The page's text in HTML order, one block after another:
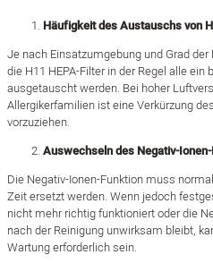
Häufigkeit des Austauschs von
Je nach Einsatzumgebung und Grad
die H11 HEPA-Filter in der Regel alle
ausgetauscht werden. Bei hoher
Allergikerfamilien ist eine Verkürzung
vorzuziehen.
Auswechseln des Negativ-
Die Negativ-Ionen-Funktion muss
Zeit ersetzt werden. Wenn jedoch
nicht mehr richtig funktioniert oder die
nach der Reinigung unwirksam bleibt,
Wartung erforderlich sein.